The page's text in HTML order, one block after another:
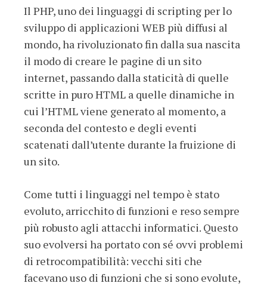
Il PHP, uno dei linguaggi di scripting per lo
sviluppo di applicazioni WEB più diffusi al
mondo, ha rivoluzionato fin dalla sua nascita
il modo di creare le pagine di un sito
internet, passando dalla staticità di quelle
scritte in puro HTML a quelle dinamiche in
cui l’HTML viene generato al momento, a
seconda del contesto e degli eventi
scatenati dall’utente durante la fruizione di
un sito.
Come tutti i linguaggi nel tempo è stato
evoluto, arricchito di funzioni e reso sempre
più robusto agli attacchi informatici. Questo
suo evolversi ha portato con sé ovvi problemi
di retrocompatibilità: vecchi siti che
facevano uso di funzioni che si sono evolute,